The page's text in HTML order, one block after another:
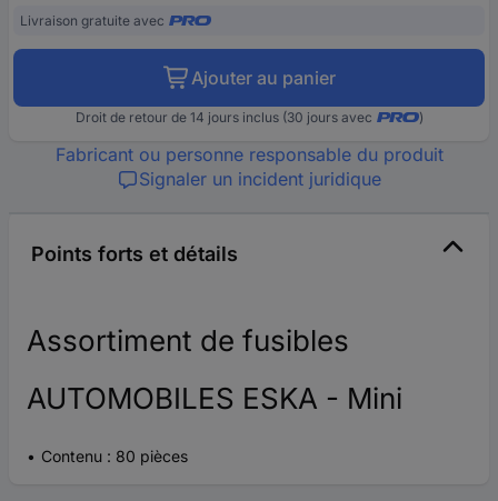
Livraison gratuite avec
Ajouter au panier
Droit de retour de 14 jours inclus (30 jours avec )
Fabricant ou personne responsable du produit
Signaler un incident juridique
Points forts et détails
Assortiment de fusibles
AUTOMOBILES ESKA - Mini
Contenu : 80 pièces